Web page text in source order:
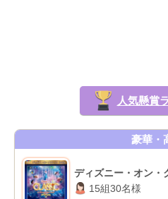
人気懸賞
豪華・
ディズニー・オン・
15組30名様